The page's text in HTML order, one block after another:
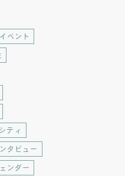
イベント
ティ
タビュー
ンダー